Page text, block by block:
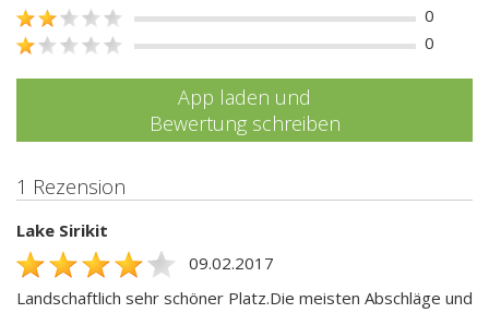
0
0
App laden und
Bewertung schreiben
1 Rezension
Lake Sirikit
09.02.2017
Landschaftlich sehr schöner Platz.Die meisten Abschläge und